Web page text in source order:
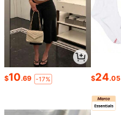
$10.69 -17% $24.05